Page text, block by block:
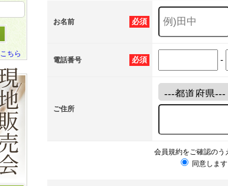
必須
お名前
必須
電話番号 -
ご住所
会員規約をご確認のう
同意します
こちら